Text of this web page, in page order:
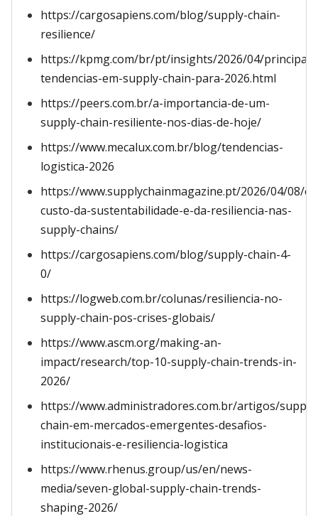
https://cargosapiens.com/blog/supply-chain-
resilience/
https://kpmg.com/br/pt/insights/2026/04/
tendencias-em-supply-chain-para-2026.html
https://peers.com.br/a-importancia-de-um-
supply-chain-resiliente-nos-dias-de-hoje/
https://www.mecalux.com.br/blog/tendencias-
logistica-2026
https://www.supplychainmagazine.pt/2026/04/08/o-
custo-da-sustentabilidade-e-da-resiliencia-nas-
supply-chains/
https://cargosapiens.com/blog/supply-chain-4-
0/
https://logweb.com.br/colunas/resiliencia-no-
supply-chain-pos-crises-globais/
https://www.ascm.org/making-an-
impact/research/top-10-supply-chain-trends-in-
2026/
https://www.administradores.com.br/artigos/
chain-em-mercados-emergentes-desafios-
institucionais-e-resiliencia-logistica
https://www.rhenus.group/us/en/news-
media/seven-global-supply-chain-trends-
shaping-2026/